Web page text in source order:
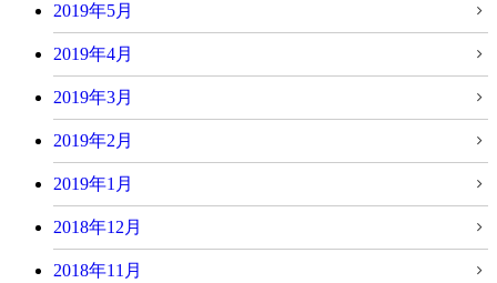
2019年5月
2019年4月
2019年3月
2019年2月
2019年1月
2018年12月
2018年11月